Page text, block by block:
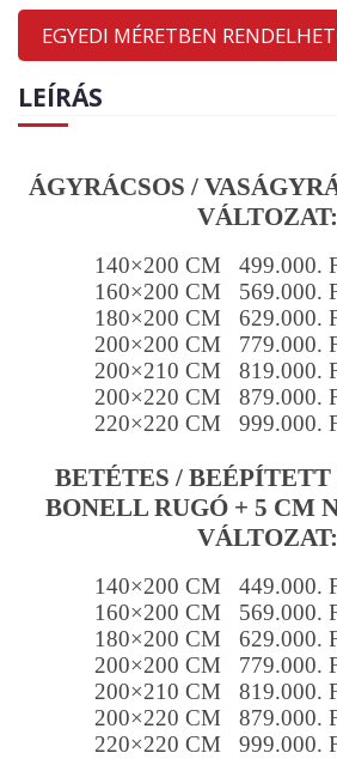
EGYEDI MÉRETBEN
LEÍRÁS
ÁGYRÁCSOS /
VÁLTOZAT:
140×200 CM 499.000.
160×200 CM 569.000.
180×200 CM 629.000.
200×200 CM 779.000.
200×210 CM 819.000.
200×220 CM 879.000.
220×220 CM 999.000.
BETÉTES /
BONELL RUGÓ + 5 CM
VÁLTOZAT:
140×200 CM 449.000.
160×200 CM 569.000.
180×200 CM 629.000.
200×200 CM 779.000.
200×210 CM 819.000.
200×220 CM 879.000.
220×220 CM 999.000.